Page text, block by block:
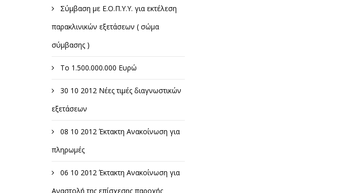
Σύμβαση με Ε.Ο.Π.Υ.Υ. για εκτέλεση
παρακλινικών εξετάσεων ( σώμα
σύμβασης )
Το 1.500.000.000 Ευρώ
30 10 2012 Νέες τιμές διαγνωστικών
εξετάσεων
08 10 2012 Έκτακτη Ανακοίνωση για
πληρωμές
06 10 2012 Έκτακτη Ανακοίνωση για
Αναστολή της επίσχεσης παροχής